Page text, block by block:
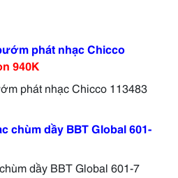
phát nhạc Chicco
940K
chùm dầy BBT Global 601-